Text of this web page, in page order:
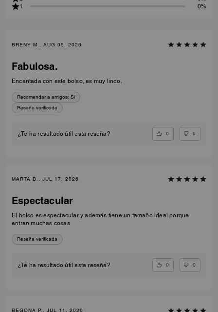
1
0%
BRENY M., AUG 05, 2026
Fabulosa.
Encantada con este bolso, es muy lindo.
Recomendar a amigos: Sí
Reseña verificada
¿Te ha resultado útil esta reseña? 0 0
MARTA B., JUL 17, 2026
Espectacular
El bolso es espectacular y además tiene un tamaño ideal porque
entran muchas cosas
Reseña verificada
¿Te ha resultado útil esta reseña? 0 0
BEGONA P., JUL 11, 2026